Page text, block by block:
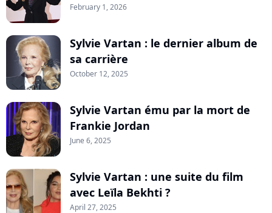
February 1, 2026
Sylvie Vartan : le dernier album de
sa carrière
October 12, 2025
Sylvie Vartan ému par la mort de
Frankie Jordan
June 6, 2025
Sylvie Vartan : une suite du film
avec Leïla Bekhti ?
April 27, 2025